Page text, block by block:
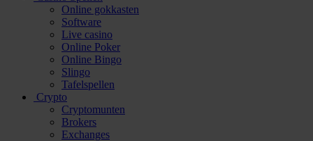
Online gokkasten
Software
Live casino
Online Poker
Online Bingo
Slingo
Tafelspellen
Crypto
Cryptomunten
Brokers
Exchanges